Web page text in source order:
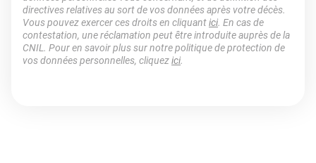
directives relatives au sort de vos données après votre décès.
Vous pouvez exercer ces droits en cliquantici. En cas de
contestation, une réclamation peut être introduite auprès de la
CNIL. Pour en savoir plus sur notre politique de protection de
vos données personnelles, cliquezici.